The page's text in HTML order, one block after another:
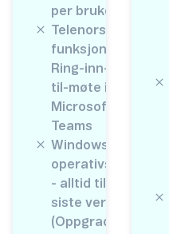
per bruker
Telenors
funksjon
Ring-inn-
til-møte i
Microsoft
Teams
Windows Pro
operativsystem
- alltid tilgang til
siste versjon
(Oppgradering*)